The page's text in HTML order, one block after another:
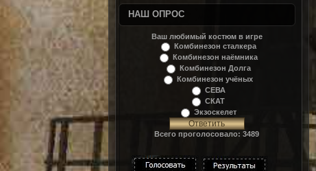
НАШ ОПРОС
Ваш любимый костюм в игре
Комбинезон сталкера
Комбинезон наёмника
Комбинезон Долга
Комбинезон учёных
СЕВА
СКАТ
Экзоскелет
Всего проголосовало: 3489